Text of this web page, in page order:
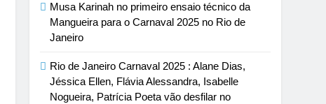
Musa Karinah no primeiro ensaio técnico da
Mangueira para o Carnaval 2025 no Rio de
Janeiro
Rio de Janeiro Carnaval 2025 : Alane Dias,
Jéssica Ellen, Flávia Alessandra, Isabelle
Nogueira, Patrícia Poeta vão desfilar no